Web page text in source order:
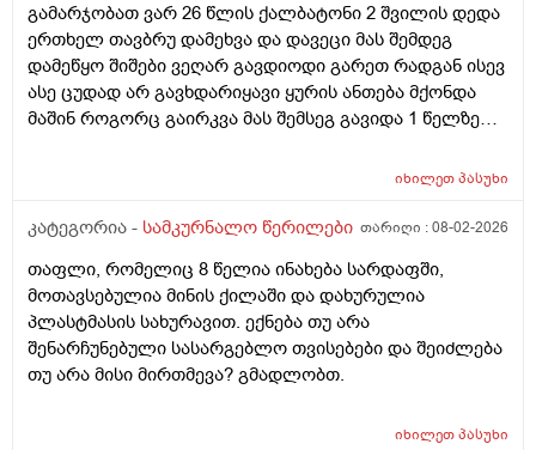
გამარჯობათ ვარ 26 წლის ქალბატონი 2 შვილის დედა
ერთხელ თავბრუ დამეხვა და დავეცი მას შემდეგ
დამეწყო შიშები ვეღარ გავდიოდი გარეთ რადგან ისევ
ასე ცუდად არ გავხდარიყავი ყურის ანთება მქონდა
მაშინ როგორც გაირკვა მას შემსეგ გავიდა 1 წელზე
სახლში კარგად ვარ როცა ახსენებენ გარეთ წაავალა
გავდივარ ბაღში ჯოხში ზოგჯერ მაქვს შეგრძნება მიწა
აუცილებლად არვიხი როგორ მოვიქცე რა გავაკეთო
ასევე დამეწყო შიშები უაზროდ შფოთვა რომ ვეღარ
გავალ გაერთ საერთო ან რაომე მსგავსი როგორ
მოვიქხე გავხდი ძალაინ მგრძნობიარე ყველაფერზე
მეტირება ( ვინმერ რომ ჩხუბობს ცუდად ვხდები შიშები
თვეა 5წლიანი ქორწინება დასრულებული იყო ღალატი
იხილეთპასუხი
კატეგორია - სამკურნალო წერილები თარიღი :08-02-2026
თაფლი, რომელიც 8 წელია ინახება სარდაფში,
მოთავსებულია მინის ქილაში და დახურულია
პლასტმასის სახურავით. ექნება თუ არა
შენარჩუნებული სასარგებლო თვისებები და შეიძლება
თუ არა მისი მირთმევა? გმადლობთ.
იხილეთპასუხი